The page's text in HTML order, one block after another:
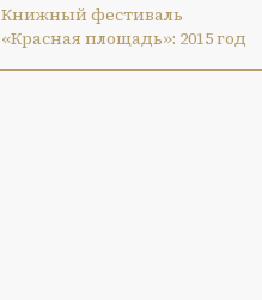
Книжный фестиваль
«Красная площадь»: 2015 год